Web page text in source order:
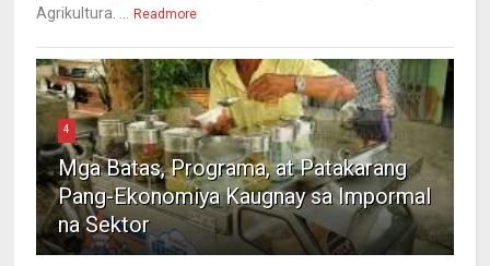
Agrikultura. ...
Readmore
4
Mga Batas, Programa, at Patakarang
Pang-Ekonomiya Kaugnay sa Impormal
na Sektor